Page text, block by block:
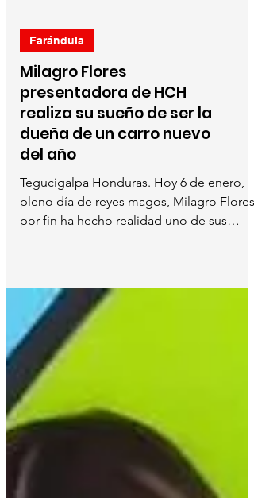
Farándula
Milagro Flores
presentadora de HCH
realiza su sueño de ser la
dueña de un carro nuevo
del año
Tegucigalpa Honduras. Hoy 6 de enero,
por fin ha hecho realidad uno de sus